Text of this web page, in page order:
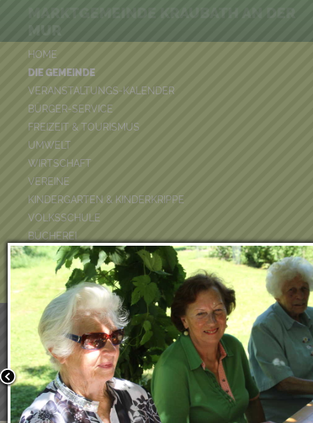
HOME
DIE GEMEINDE
VERANSTALTUNGS-KALENDER
BÜRGER-SERVICE
FREIZEIT & TOURISMUS
UMWELT
WIRTSCHAFT
VEREINE
KINDERGARTEN & KINDERKRIPPE
VOLKSSCHULE
BÜCHEREI
FEUERWEHR
DUATHLON 2026
POOLKALENDER
MUR
Wir verwenden Cookies, um unsere Webseite für Sie
benutzerfreundlich zu gestalten. Wenn Sie fortfahren,
an, dass Sie mit der Verwendung von Cookies auf
einverstanden sind.
Weitere Informationen: Datenschutzerklärung/Cookie-
Bestätigen